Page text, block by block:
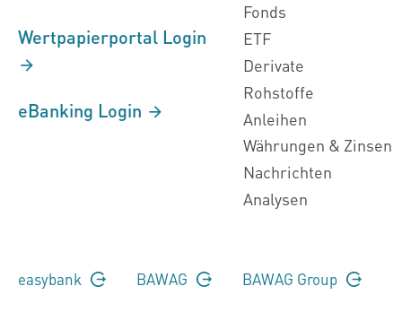
Wertpapierportal Login
eBanking Login
Fonds
ETF
Derivate
Rohstoffe
Anleihen
Währungen & Zinsen
Nachrichten
Analysen
easybank BAWAG BAWAG Group